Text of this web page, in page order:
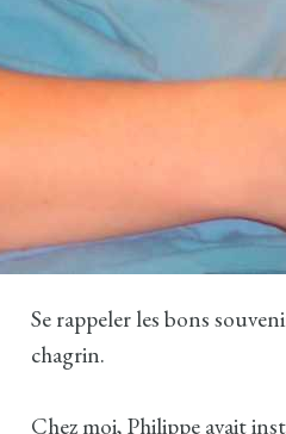
Se rappeler les bons
chagrin.
Chez moi, Philippe avait